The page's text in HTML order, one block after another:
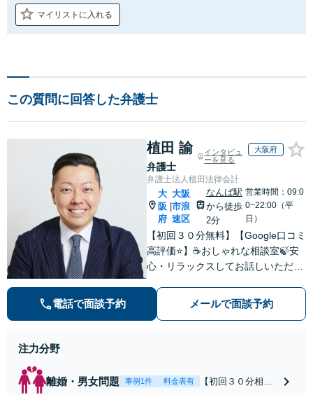
マイリストに入れる
この質問に回答した弁護士
植田 諭
弁護士
インタビュ
ーを見る
大阪府
弁護士法人植田法律会計
大
阪
府
大阪
市浪
速区
なんば駅
から徒歩
2分
営業時間：09:0
0~22:00（平
日）
【初回３０分無料】【Google口コミ
高評価⭐️】☕️おしゃれな相談室🍃安
心・リラックスしてお話しいただけ
ワンの解決策を一緒に考えていきま
しょう！【土曜・夜間◎】
電話で面談予約 メールで面談予約
注力分野
離婚・男女問題 事例1件 料金表有
【初回３０分相談